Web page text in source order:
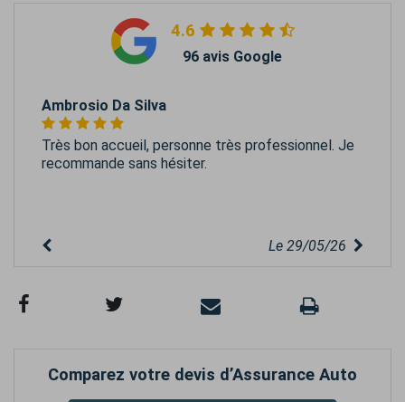
4.6
96 avis Google
Ambrosio Da Silva
Très bon accueil, personne très professionnel. Je
recommande sans hésiter.
Le 29/05/26
Comparez votre devis d’Assurance Auto